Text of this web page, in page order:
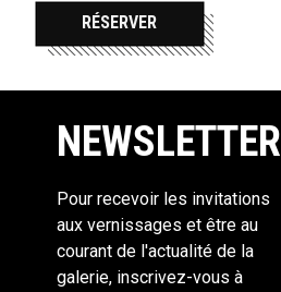
RÉSERVER
NEWSLETTER
Pour recevoir les invitations
aux vernissages et être au
courant de l'actualité de la
galerie, inscrivez-vous à